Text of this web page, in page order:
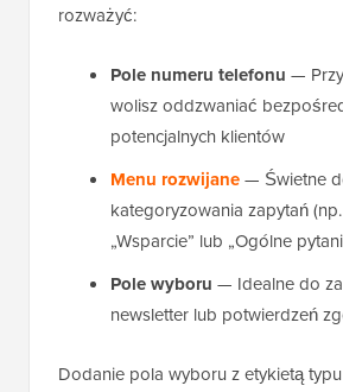
rozważyć:
Pole numeru telefonu —
wolisz oddzwaniać
potencjalnych klientów
Menu rozwijane— Świetne
kategoryzowania zapytań
„Wsparcie” lub „Ogólne
Pole wyboru — Idealne do
newsletter lub potwierdzeń
Dodanie pola wyboru z etykietą